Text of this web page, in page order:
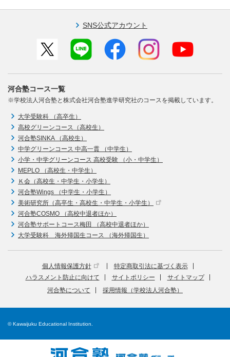
SNS公式アカウント
河合塾コース一覧
※学校法人河合塾と株式会社河合塾進学研究社のコースを掲載しています。
大学受験科 （高卒生）
高校グリーンコース（高校生）
河合塾SINKA （高校生）
中学グリーンコース 中高一貫 （中学生）
小学・中学グリーンコース 高校受験 （小・中学生）
MEPLO （高校生・中学生）
Ｋ会（高校生・中学生・小学生）
河合塾Wings （中学生・小学生）
美術研究所（高卒生・高校生・中学生・小学生）
河合塾COSMO （高校中退者ほか）
河合塾サポートコース梅田 （高校中退者ほか）
大学受験科 海外帰国生コース （海外帰国生）
個人情報保護方針
特定商取引法に基づく表示
ハラスメント防止に向けて
サイトポリシー
サイトマップ
河合塾について
採用情報（学校法人河合塾）
© Kawaijuku Educational Institution.